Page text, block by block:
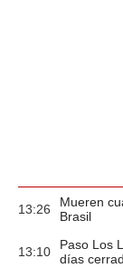
13:26
Mueren
Brasil
13:10
Paso Los
días